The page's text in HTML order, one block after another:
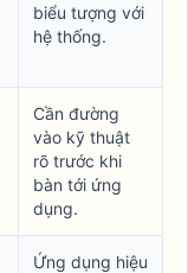
biểu tượng với
hệ thống.
Cần đường
vào kỹ thuật
rõ trước khi
bàn tới ứng
dụng.
Ứng dụng hiệu